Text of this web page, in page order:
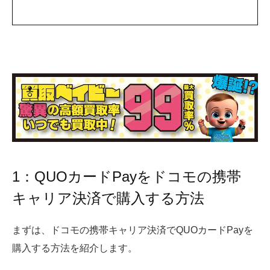
1：QUOカードPayをドコモの携帯
キャリア決済で購入する方法
まずは、ドコモの携帯キャリア決済でQUOカードPayを
購入する方法を紹介します。